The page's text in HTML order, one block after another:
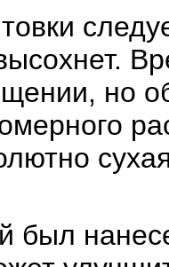
но
был